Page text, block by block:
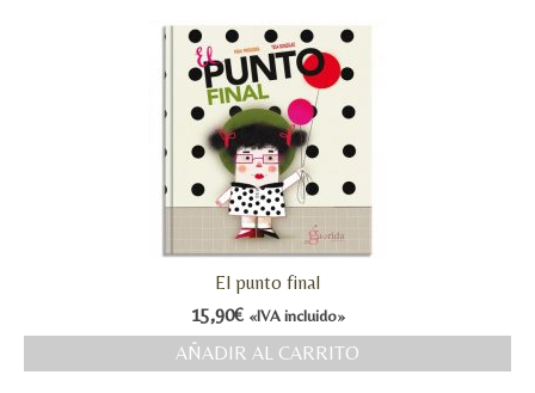
El punto final
15,90€ «IVA incluido»
AÑADIR AL CARRITO